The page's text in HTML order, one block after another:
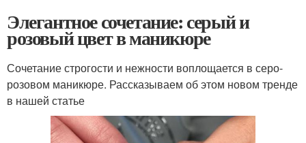
Элегантное сочетание: серый и
розовый цвет в маникюре
Сочетание строгости и нежности воплощается в серо-
розовом маникюре. Рассказываем об этом новом тренде
в нашей статье